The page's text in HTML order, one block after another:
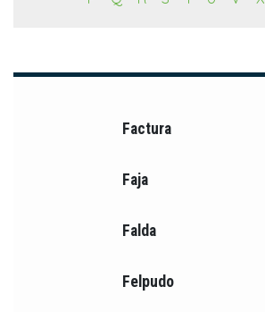
Factura
Faja
Falda
Felpudo